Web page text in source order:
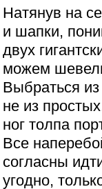
Натянув на
и шапки,
двух
можем
Выбраться
не из
ног толпа
Все
согласны
угодно,